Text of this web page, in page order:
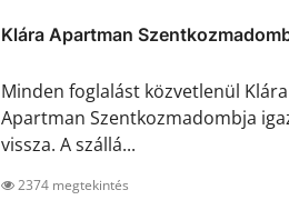
Klára Apartman
Minden foglalást közvetlenül Klára
Apartman Szentkozmadombja
vissza. A szállá...
2374 megtekintés